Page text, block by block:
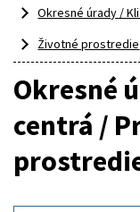
Okresné úrady /
Životné prostredie
Okresné
centrá /